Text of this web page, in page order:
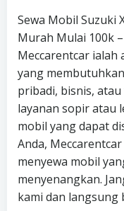
Sewa Mobil Suzuki
Murah Mulai 100k
Meccarentcar ialah
yang
pribadi, bisnis,
layanan sopir atau
mobil yang dapat
Anda,
menyewa mobil
menyenangkan.
kami dan langsung